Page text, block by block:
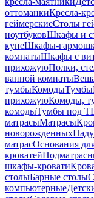
оттоманкиКресла-
геймерскиеСтолы
ноутбуковШкафы и
купеШкафы-
комнатыШкафы с
прихожуюПолки,
ванной комнаты
тумбыКомодыТумбы
прихожуюКомоды,
комодыТумбы под
матрасыМатрасы
новорожденных
матрасОснования
кроватей
шкафы-кровати
столыБарные столы
компьютерные